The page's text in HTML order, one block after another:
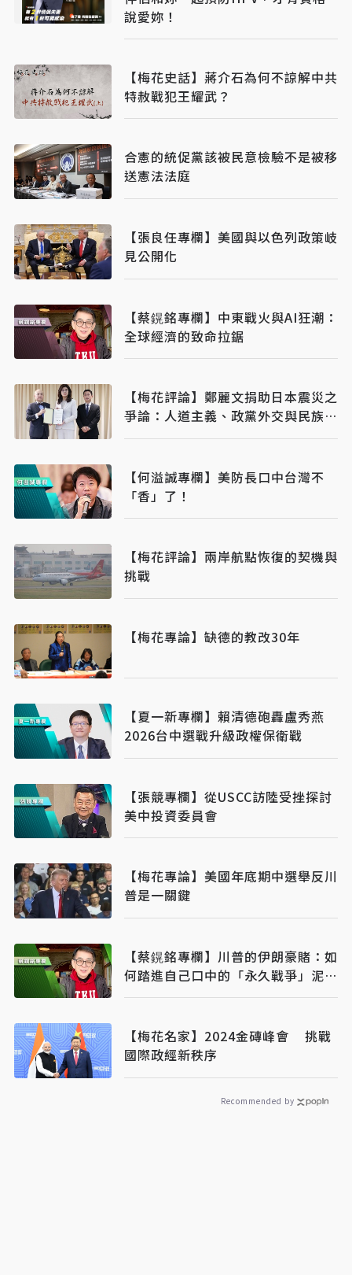
說愛妳！
【梅花史話】蔣介石為何不諒解中共
特赦戰犯王耀武？
合憲的統促黨該被民意檢驗不是被移
送憲法法庭
【張良任專欄】美國與以色列政策岐
見公開化
【蔡鎤銘專欄】中東戰火與AI狂潮：
全球經濟的致命拉鋸
【梅花評論】鄭麗文捐助日本震災之
爭論：人道主義、政黨外交與民族主
義之平衡
【何溢誠專欄】美防長口中台灣不
「香」了！
【梅花評論】兩岸航點恢復的契機與
挑戰
【梅花專論】缺德的教改30年
【夏一新專欄】賴清德砲轟盧秀燕
2026台中選戰升級政權保衛戰
【張競專欄】從USCC訪陸受挫探討
美中投資委員會
【梅花專論】美國年底期中選舉反川
普是一關鍵
【蔡鎤銘專欄】川普的伊朗豪賭：如
何踏進自己口中的「永久戰爭」泥
淖？
【梅花名家】2024金磚峰會 挑戰
國際政經新秩序
Recommended by